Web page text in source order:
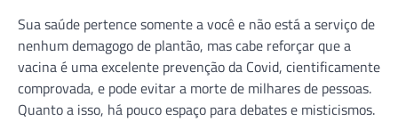
Sua saúde pertence somente a você e não está a serviço de
nenhum demagogo de plantão, mas cabe reforçar que a
vacina é uma excelente prevenção da Covid, cientificamente
comprovada, e pode evitar a morte de milhares de pessoas.
Quanto a isso, há pouco espaço para debates e misticismos.